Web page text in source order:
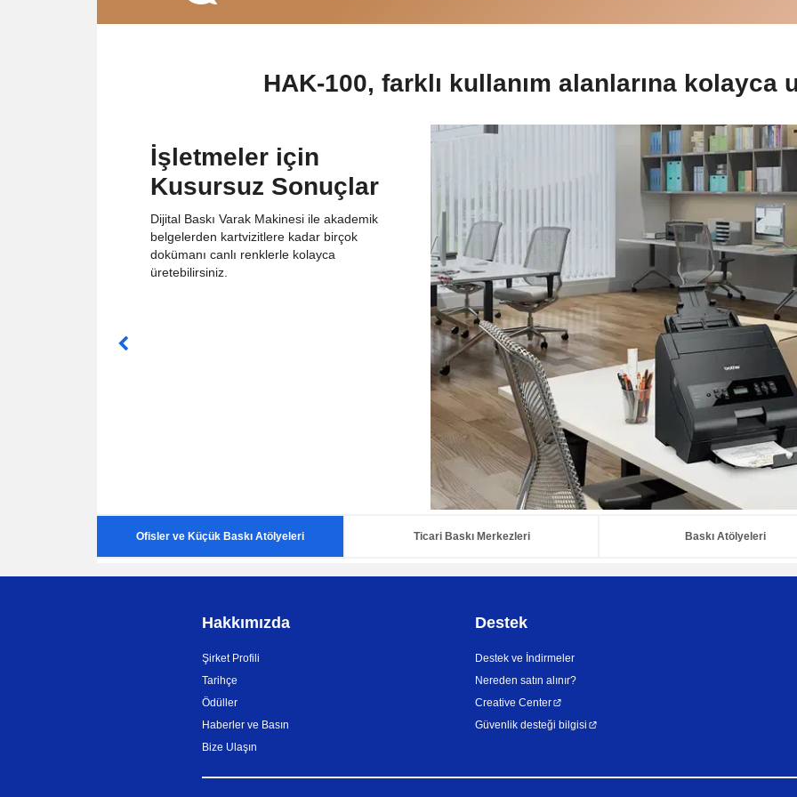
HAK-100, farklı kullanım alanlarına kolayca
İşletmeler için
Kusursuz Sonuçlar
Dijital Baskı Varak Makinesi ile akademik
belgelerden kartvizitlere kadar birçok
dokümanı canlı renklerle kolayca
üretebilirsiniz.
Error:
'MAIN-
EU-
Landing').
Ofisler ve Küçük Baskı Atölyeleri Ticari Baskı Merkezleri Baskı Atölyeleri
Hakkımızda
Şirket Profili
Tarihçe
Ödüller
Haberler ve Basın
Bize Ulaşın
Destek
Destek ve İndirmeler
Nereden satın alınır?
Creative Center
Güvenlik desteği bilgisi